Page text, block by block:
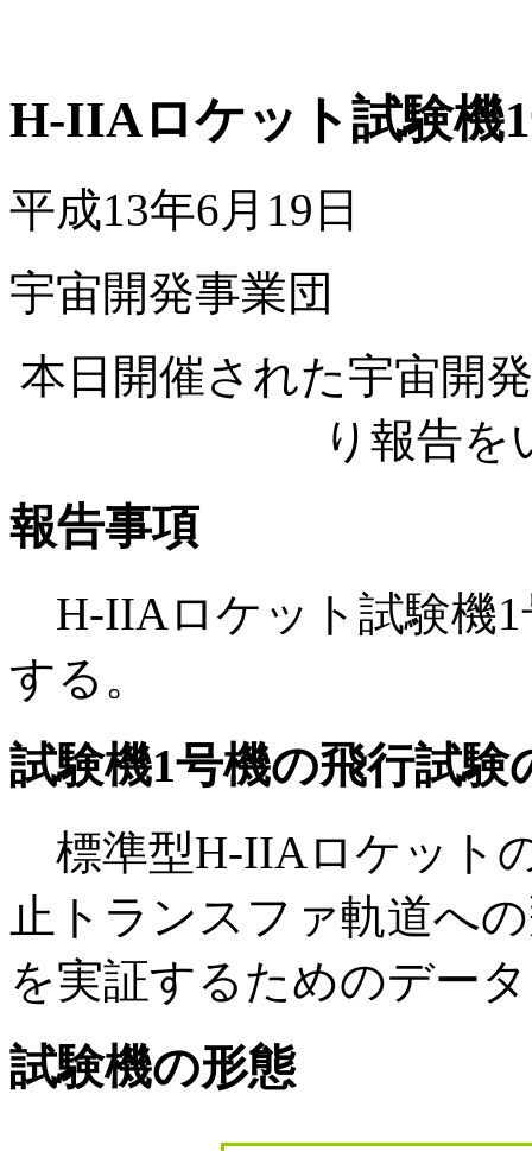
H-IIAロケット試験機
平成13年6月19日
宇宙開発事業団
本日開催された宇宙開
り報告を
報告事項
H-IIAロケット試験機1
する。
試験機1号機の飛行試験
標準型H-IIAロケット
止トランスファ軌道へ
を実証するためのデー
試験機の形態